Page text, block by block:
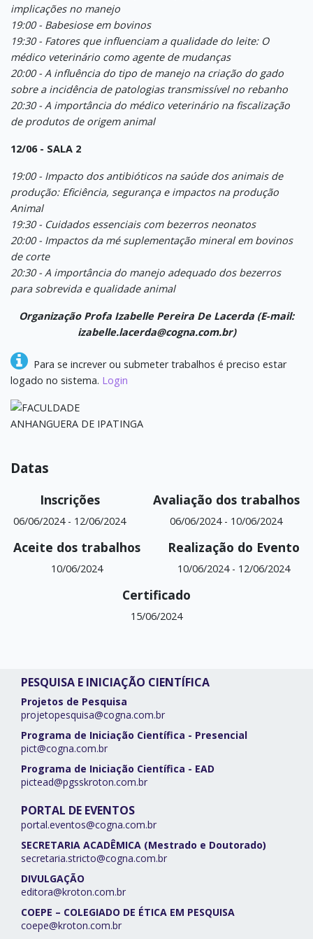
implicações no manejo
19:00 - Babesiose em bovinos
19:30 - Fatores que influenciam a qualidade do leite: O
médico veterinário como agente de mudanças
20:00 - A influência do tipo de manejo na criação do gado
sobre a incidência de patologias transmissível no rebanho
20:30 - A importância do médico veterinário na fiscalização
de produtos de origem animal
12/06 - SALA 2
19:00 - Impacto dos antibióticos na saúde dos animais de
produção: Eficiência, segurança e impactos na produção
Animal
19:30 - Cuidados essenciais com bezerros neonatos
20:00 - Impactos da mé suplementação mineral em bovinos
de corte
20:30 - A importância do manejo adequado dos bezerros
para sobrevida e qualidade animal
Organização Profa Izabelle Pereira De Lacerda (E-mail:
izabelle.lacerda@cogna.com.br)
Para se increver ou submeter trabalhos é preciso estar
logado no sistema. Login
Datas
Inscrições
06/06/2024- 12/06/2024
Avaliação dos trabalhos
06/06/2024- 10/06/2024
Aceite dos trabalhos
10/06/2024
Realização do Evento
10/06/2024- 12/06/2024
Certificado
15/06/2024
PESQUISA E INICIAÇÃO CIENTÍFICA
Projetos de Pesquisa
projetopesquisa@cogna.com.br
Programa de Iniciação Científica - Presencial
pict@cogna.com.br
Programa de Iniciação Científica - EAD
pictead@pgsskroton.com.br
PORTAL DE EVENTOS
portal.eventos@cogna.com.br
SECRETARIA ACADÊMICA (Mestrado e Doutorado)
secretaria.stricto@cogna.com.br
DIVULGAÇÃO
editora@kroton.com.br
COEPE – COLEGIADO DE ÉTICA EM PESQUISA
coepe@kroton.com.br